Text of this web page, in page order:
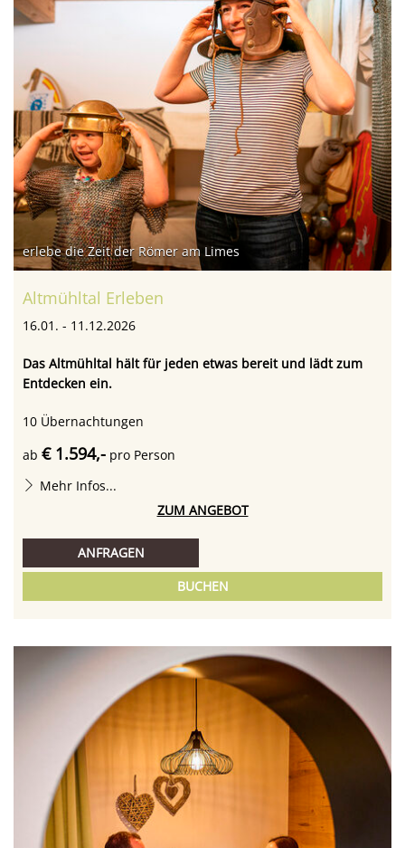
erlebe die Zeit der Römer am Limes
Altmühltal Erleben
16.01. - 11.12.2026
Das Altmühltal hält für jeden etwas bereit und lädt zum
Entdecken ein.
10 Übernachtungen
ab € 1.594,- pro Person
Mehr Infos...
ZUM ANGEBOT
ANFRAGEN
BUCHEN